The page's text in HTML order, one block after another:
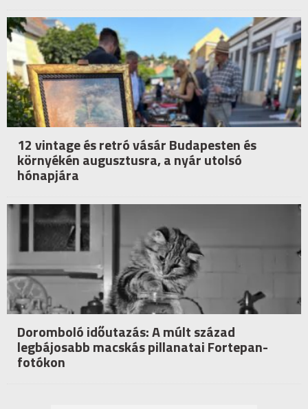
12 vintage és retró vásár Budapesten és
környékén augusztusra, a nyár utolsó
hónapjára
Doromboló időutazás: A múlt század
legbájosabb macskás pillanatai Fortepan-
fotókon